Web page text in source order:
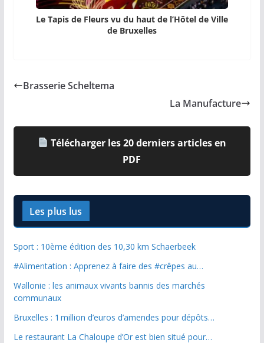
Le Tapis de Fleurs vu du haut de l’Hôtel de Ville
de Bruxelles
Brasserie Scheltema
La Manufacture
Télécharger les 20 derniers articles en
PDF
Les plus lus
Sport : 10ème édition des 10,30 km Schaerbeek
#Alimentation : Apprenez à faire des #crêpes au…
Wallonie : les animaux vivants bannis des marchés
communaux
Bruxelles : 1 million d’euros d’amendes pour dépôts…
Le restaurant La Chaloupe d’Or est bien situé pour…